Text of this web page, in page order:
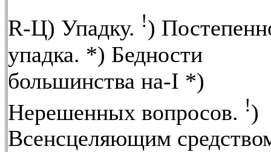
R-Ц) Упадку. !)
упадка. *) Бедности
большинства на-I *)
Нерешенных вопросов. !)
Всенсцеляющим